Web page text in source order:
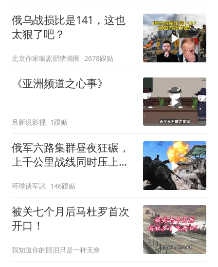
俄乌战损比是141，这也
太狠了吧？
北京作家编剧肥猪满圈 2678跟贴
《亚洲频道之心事》
吕新说影视 1跟贴
俄军六路集群昼夜狂碾，
上千公里战线同时压上，
制打残
环球谈军武 146跟贴
被关七个月后马杜罗首次
开口！
我知道你的眼泪只是一种无奈